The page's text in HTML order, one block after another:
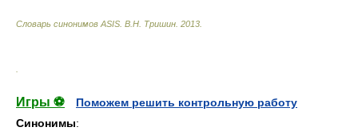
Словарь синонимов ASIS. В.Н. Тришин 2013
Игры ⚽
Поможем решить контрольную работу
Синонимы: